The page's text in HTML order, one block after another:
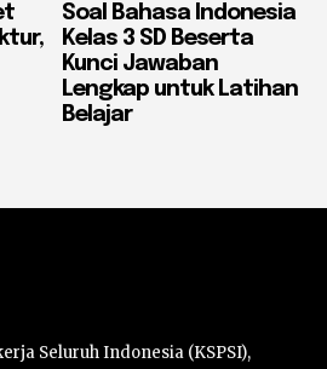
Soal Bahasa Indonesia
Kelas 3 SD Beserta
Kunci Jawaban
Lengkap untuk Latihan
Belajar
Seluruh Indonesia (KSPSI),